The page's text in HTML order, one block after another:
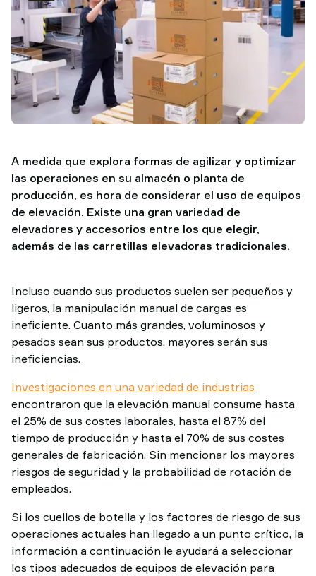
A medida que explora formas de agilizar y optimizar
las operaciones en su almacén o planta de
producción, es hora de considerar el uso de equipos
de elevación. Existe una gran variedad de
elevadores y accesorios entre los que elegir,
además de las carretillas elevadoras tradicionales.
Incluso cuando sus productos suelen ser pequeños y
ligeros, la manipulación manual de cargas es
ineficiente. Cuanto más grandes, voluminosos y
pesados sean sus productos, mayores serán sus
ineficiencias.
Investigaciones en una variedad de industrias
encontraron que la elevación manual consume hasta
el 25% de sus costes laborales, hasta el 87% del
tiempo de producción y hasta el 70% de sus costes
generales de fabricación. Sin mencionar los mayores
riesgos de seguridad y la probabilidad de rotación de
empleados.
Si los cuellos de botella y los factores de riesgo de sus
operaciones actuales han llegado a un punto crítico, la
información a continuación le ayudará a seleccionar
los tipos adecuados de equipos de elevación para
TAWI